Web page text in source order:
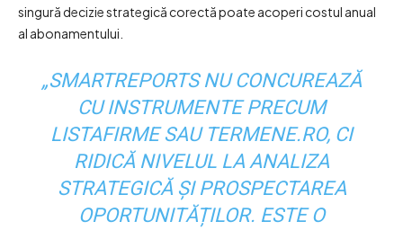
singură decizie strategică corectă poate acoperi costul anual
al abonamentului.
„SMARTREPORTS NU CONCUREAZĂ
CU INSTRUMENTE PRECUM
LISTAFIRME SAU TERMENE.RO, CI
RIDICĂ NIVELUL LA ANALIZA
STRATEGICĂ ȘI PROSPECTAREA
OPORTUNITĂȚILOR. ESTE O